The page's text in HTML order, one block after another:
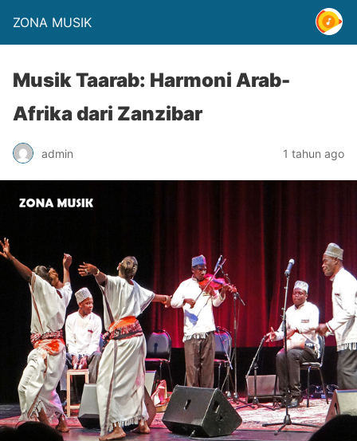
ZONA MUSIK
Musik Taarab: Harmoni Arab-
Afrika dari Zanzibar
admin 1 tahun ago